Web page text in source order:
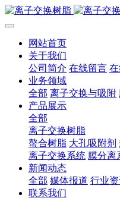
网站首页
关于我们
公司简介 在线留言
业务领域
全部 离子交换与吸附
产品展示
全部
离子交换树脂
螯合树脂 大孔吸附剂
离子交换系统 膜分离
新闻动态
全部 媒体报道 行业
联系我们